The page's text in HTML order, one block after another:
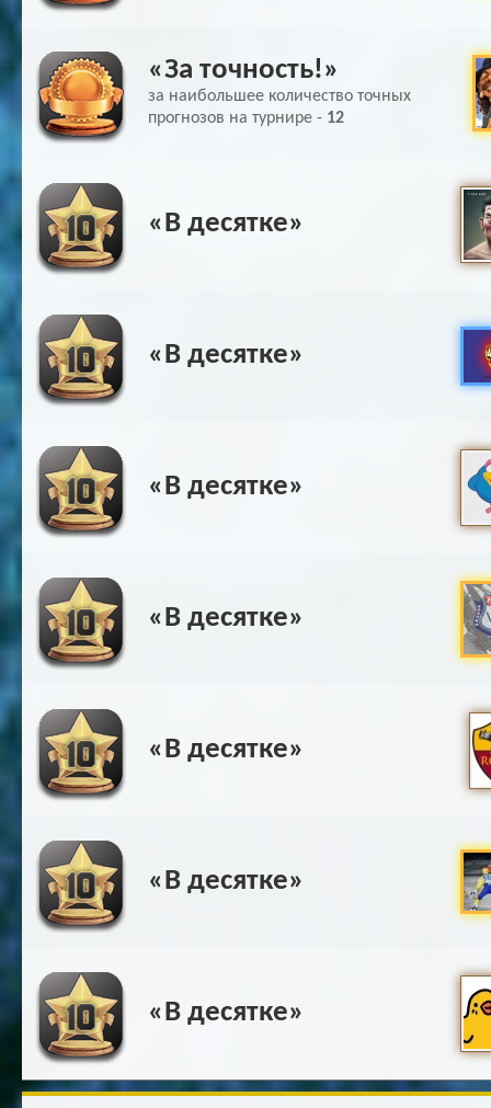
«За точность!»
за наибольшее количество точных
прогнозов на турнире - 12
«В десятке»
«В десятке»
«В десятке»
«В десятке»
«В десятке»
«В десятке»
«В десятке»